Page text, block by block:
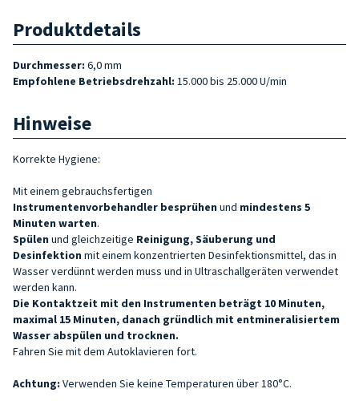
Produktdetails
Durchmesser: 6,0 mm
Empfohlene Betriebsdrehzahl: 15.000 bis 25.000 U/min
Hinweise
Korrekte Hygiene:
Mit einem gebrauchsfertigen
Instrumentenvorbehandler besprühen und mindestens 5
Minuten warten.
Spülen und gleichzeitige Reinigung, Säuberung und
Desinfektion mit einem konzentrierten Desinfektionsmittel, das in
Wasser verdünnt werden muss und in Ultraschallgeräten verwendet
werden kann.
Die Kontaktzeit mit den Instrumenten beträgt 10 Minuten,
maximal 15 Minuten, danach gründlich mit entmineralisiertem
Wasser abspülen und trocknen.
Fahren Sie mit dem Autoklavieren fort.
Achtung: Verwenden Sie keine Temperaturen über 180°C.